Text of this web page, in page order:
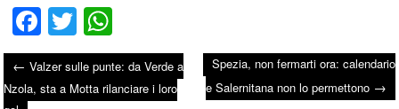
Fa
ce
bo
T
wi
tte
ha
ts
Post navigation
← Valzer sulle punte: da Verde a
Nzola, sta a Motta rilanciare i loro
Spezia, non fermarti ora: calendario
e Salernitana non lo permettono →